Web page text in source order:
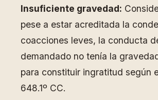
Insuficiente gravedad:
pese a estar acreditada la
coacciones leves, la conducta
demandado no tenía la
para constituir ingratitud según
648.1º CC.